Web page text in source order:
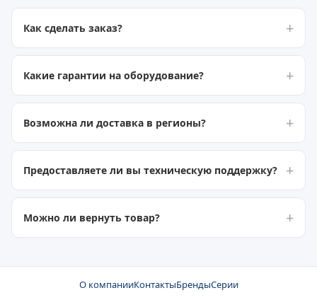
Как сделать заказ?
Какие гарантии на оборудование?
Возможна ли доставка в регионы?
Предоставляете ли вы техническую поддержку?
Можно ли вернуть товар?
О компанииКонтактыБрендыСерии